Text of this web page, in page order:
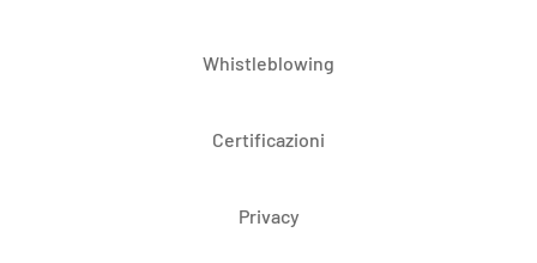
Whistleblowing
Certificazioni
Privacy